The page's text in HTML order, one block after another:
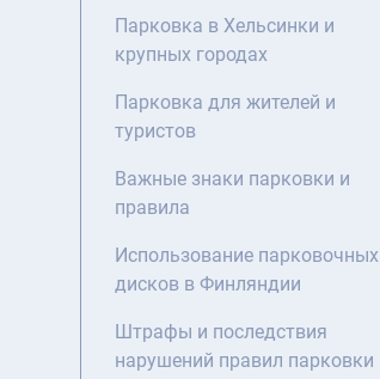
Парковка в Хельсинки и
крупных городах
Парковка для жителей и
туристов
Важные знаки парковки и
правила
Использование парковочных
дисков в Финляндии
Штрафы и последствия
нарушений правил парковки